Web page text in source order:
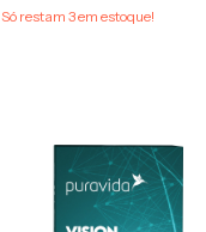
Só restam3em estoque!